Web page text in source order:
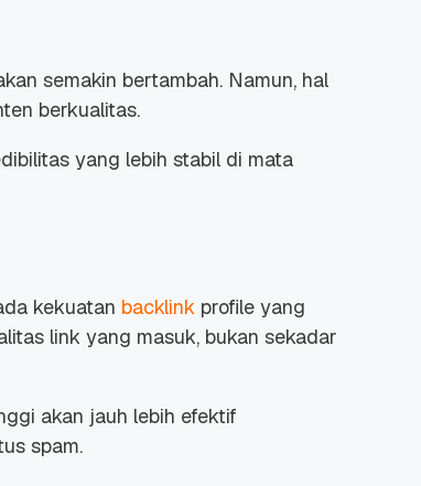
Untungnya?
semakin bertambah. Namun, hal
berkualitas.
yang lebih stabil di mata
kekuatan backlink profile yang
link yang masuk, bukan sekadar
akan jauh lebih efektif
spam.